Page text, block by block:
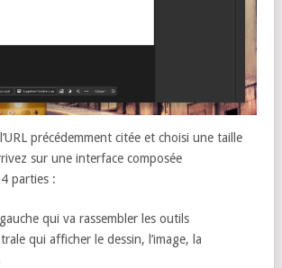
précédemment citée et choisi une taille
sur une interface composée
parties :
qui va rassembler les outils
qui afficher le dessin, l’image, la